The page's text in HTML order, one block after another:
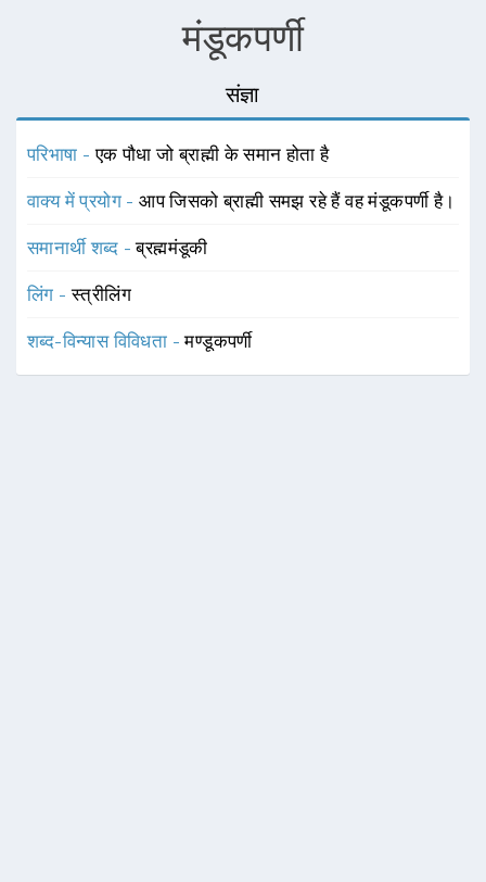
मंडूकपर्णी
संज्ञा
परिभाषा -एक पौधा जो ब्राह्मी के समान होता है
वाक्य में प्रयोग -आप जिसको ब्राह्मी समझ रहे हैं वह मंडूकपर्णी है।
समानार्थी शब्द -ब्रह्ममंडूकी
लिंग -स्त्रीलिंग
शब्द-विन्यास विविधता -मण्डूकपर्णी